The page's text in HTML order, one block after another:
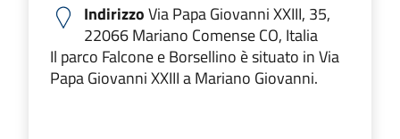
IndirizzoVia Papa Giovanni XXIII, 35,
22066 Mariano Comense CO, Italia
Il parco Falcone e Borsellino è situato in Via
Papa Giovanni XXIII a Mariano Giovanni.